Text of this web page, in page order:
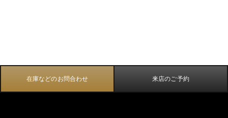
在庫などのお問合わせ 来店のご予約